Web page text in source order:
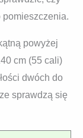
powyżej
cm (55 cali)
dwóch do
sprawdzą się